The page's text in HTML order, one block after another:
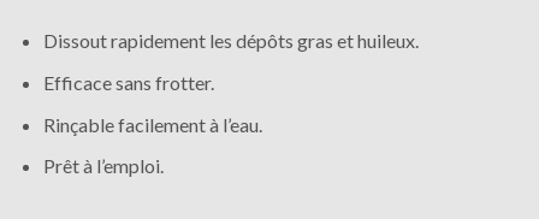
Dissout rapidement les dépôts gras et huileux.
Efficace sans frotter.
Rinçable facilement à l’eau.
Prêt à l’emploi.